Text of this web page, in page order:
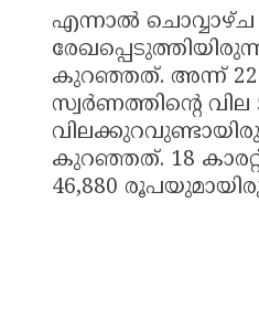
എന്നാൽ
കുറഞ്ഞത്. അന്ന് 22
സ്വർണത്തിന്റെ
കുറഞ്ഞത്. 18 കാരറ്റ്
46,880